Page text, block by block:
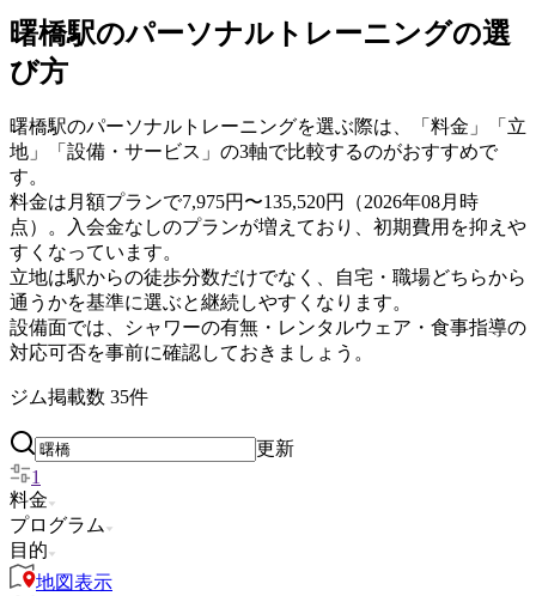
曙橋駅のパーソナルトレーニングの選
び方
曙橋駅のパーソナルトレーニングを選ぶ際は、「料金」「立
地」「設備・サービス」の3軸で比較するのがおすすめで
す。
料金は月額プランで7,975円〜135,520円（2026年08月時
点）。入会金なしのプランが増えており、初期費用を抑えや
すくなっています。
立地は駅からの徒歩分数だけでなく、自宅・職場どちらから
通うかを基準に選ぶと継続しやすくなります。
設備面では、シャワーの有無・レンタルウェア・食事指導の
対応可否を事前に確認しておきましょう。
ジム掲載数 35件
更新
1
料金
プログラム
目的
地図表示